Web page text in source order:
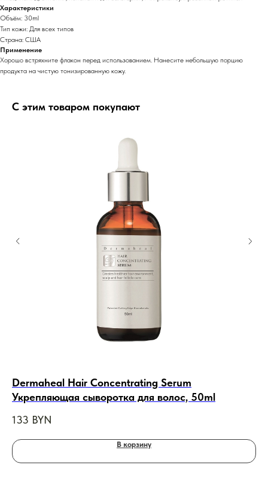
Характеристики
Объём: 30ml
Тип кожи: Для всех типов
Страна: США
Применение
Хорошо встряхните флакон перед использованием. Нанесите небольшую порцию
продукта на чистую тонизированную кожу.
С этим товаром покупают
Dermaheal Hair Concentrating Serum
Укрепляющая сыворотка для волос, 50ml
133 BYN
В корзину